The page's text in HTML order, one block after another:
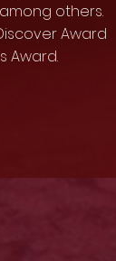
others.
Award
Award.